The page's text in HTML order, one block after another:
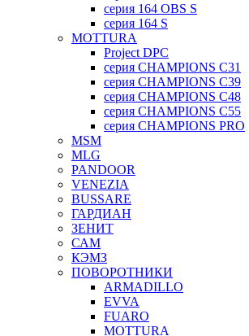
серия 164 OBS S
серия 164 S
MOTTURA
Project DPC
серия CHAMPIONS C31
серия CHAMPIONS C39
серия CHAMPIONS C48
серия CHAMPIONS C55
серия CHAMPIONS PRO
MSM
MLG
PANDOOR
VENEZIA
BUSSARE
ГАРДИАН
ЗЕНИТ
САМ
КЭМЗ
ПОВОРОТНИКИ
ARMADILLO
EVVA
FUARO
MOTTURA